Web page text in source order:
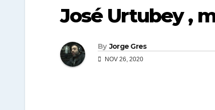
José Urtubey ,
By Jorge Gres
NOV 26, 2020